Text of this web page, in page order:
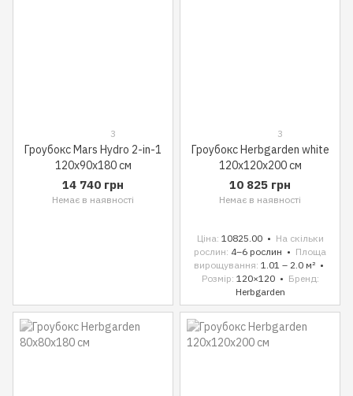
3
Гроубокс Mars Hydro 2-in-1
120x90x180 см
14 740 грн
Немає в наявності
3
Гроубокс Herbgarden white
120x120x200 см
10 825 грн
Немає в наявності
Ціна 10825.00
На скільки
рослин 4–6 рослин
Площа
вирощування 1.01 – 2.0 м²
Розмір 120×120
Бренд
Herbgarden